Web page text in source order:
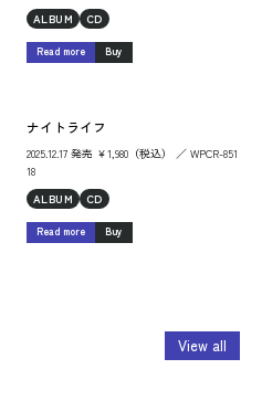
ALBUM
CD
Read more Buy
ナイトライフ
2025.12.17 発売 ￥1,980（税込） ／ WPCR-851
18
ALBUM
CD
Read more Buy
View all